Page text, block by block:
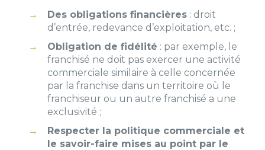
Des obligations financières: droit
d’entrée, redevance d’exploitation, etc. ;
Obligation de fidélité : par exemple, le
franchisé ne doit pas exercer une activité
commerciale similaire à celle concernée
par la franchise dans un territoire où le
franchiseur ou un autre franchisé a une
exclusivité ;
Respecter la politique commerciale et
le savoir-faire mises au point par le